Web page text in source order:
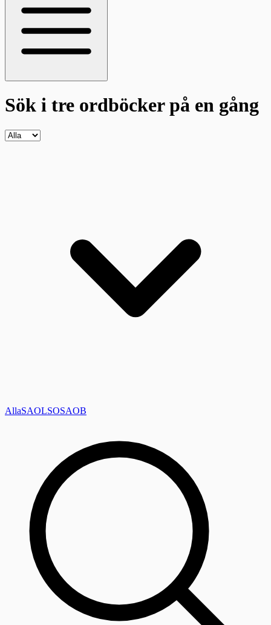
Sök i tre ordböckerpå en gång
AllaSAOLSOSAOB